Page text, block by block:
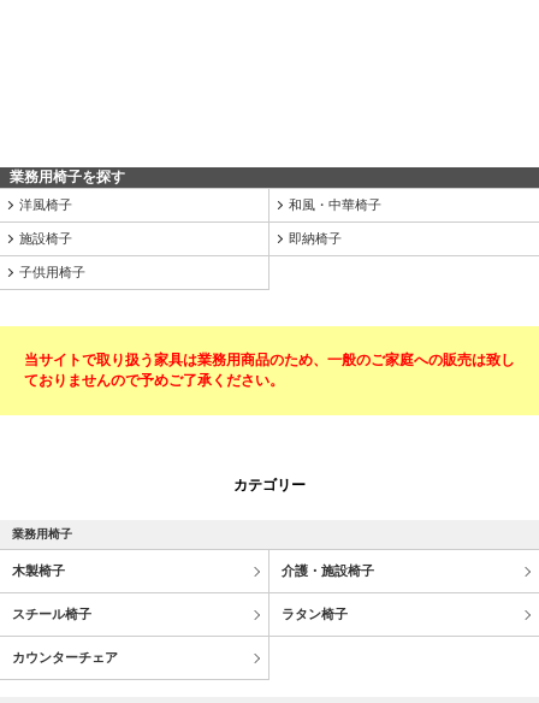
業務用椅子を探す
洋風椅子 和風・中華椅子
施設椅子 即納椅子
子供用椅子
当サイトで取り扱う家具は業務用商品のため、一般のご家庭への販売は致し
ておりませんので予めご了承ください。
カテゴリー
業務用椅子
木製椅子 介護・施設椅子
スチール椅子 ラタン椅子
カウンターチェア